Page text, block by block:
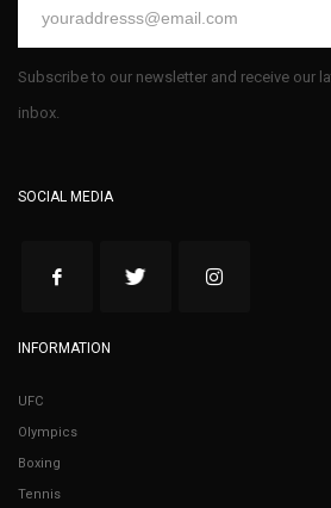
Subscribe to our newsletter and receive our
inbox.
SOCIAL MEDIA
INFORMATION
UFC
Olympics
Boxing
Tennis